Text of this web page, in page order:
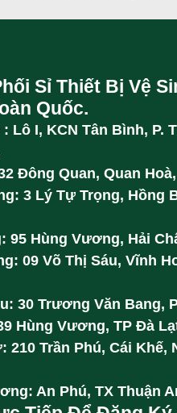
Sỉ Thiết Bị Vệ
Quốc.
Lô I, KCN Tân Bình, P.
Đông Quan, Quan
3 Lý Tự Trọng, Hồng
95 Hùng Vương, Hải
09 Võ Thị Sáu, Vĩnh
30 Trương Văn Bang,
Hùng Vương, TP Đà
210 Trần Phú, Cái Khế,
An Phú, TX Thuận